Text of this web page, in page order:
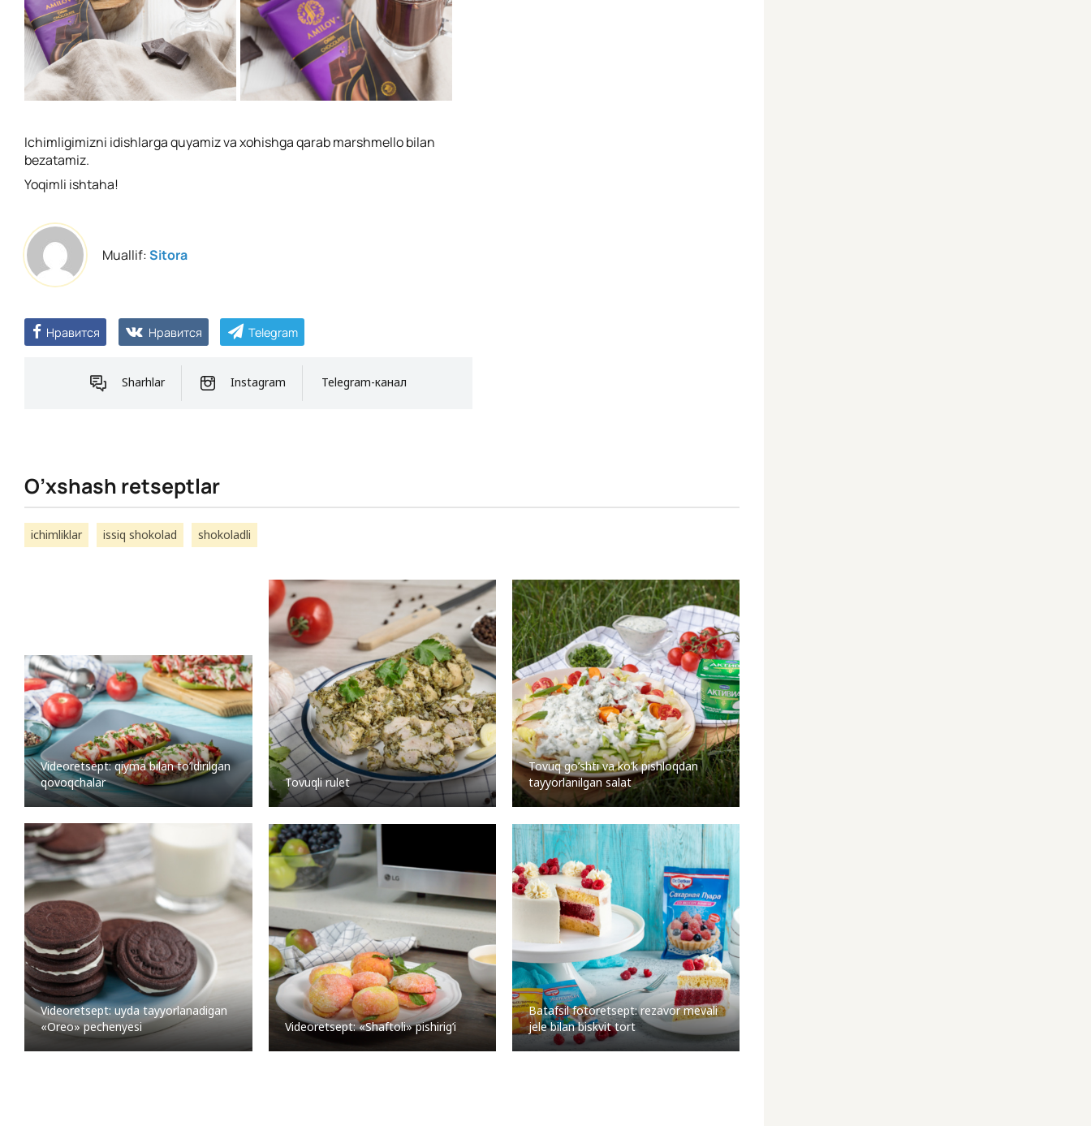
Ichimligimizni idishlarga quyamiz va xohishga qarab marshmello bilan
bezatamiz.
Yoqimli ishtaha!
Muallif:Sitora
Нравится Нравится Telegram
Sharhlar Instagram Telegram-канал
O’xshash retseptlar
ichimliklar issiq shokolad shokoladli
Videoretsept: qiyma bilan to’ldirilgan
qovoqchalar
Tovuqli rulet
Tovuq go’shti va ko’k pishloqdan
tayyorlanilgan salat
Videoretsept: uyda tayyorlanadigan
«Oreo» pechenyesi
Videoretsept: «Shaftoli» pishirig’i
Batafsil fotoretsept: rezavor mevali
jele bilan biskvit tort